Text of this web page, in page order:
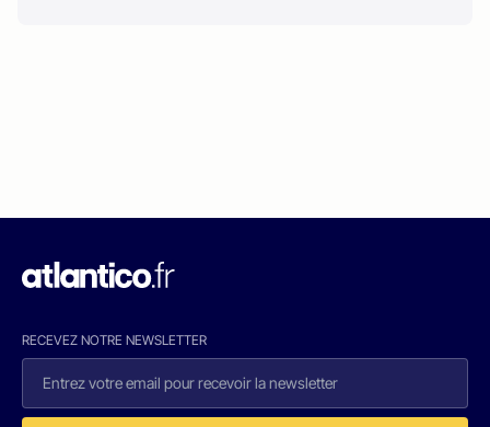
RECEVEZ NOTRE NEWSLETTER